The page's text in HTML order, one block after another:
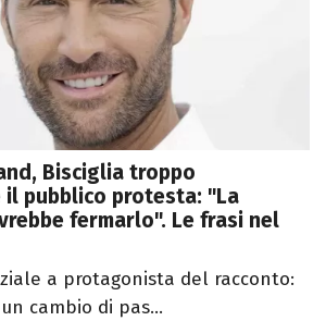
Bisciglia troppo
pubblico protesta: "La
fermarlo". Le frasi nel
a protagonista del racconto:
cambio di pas...